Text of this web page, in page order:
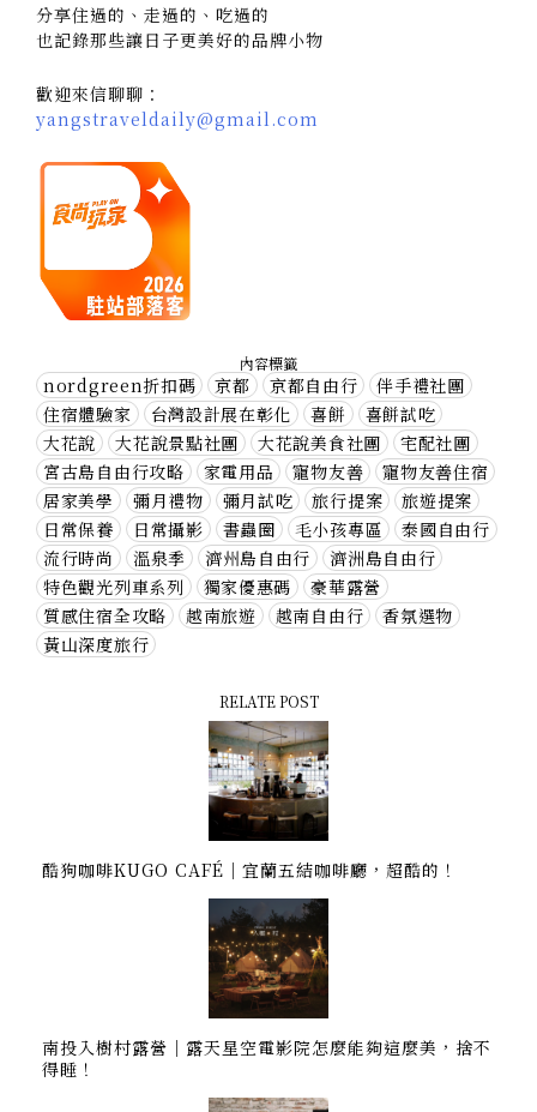
分享住過的、走過的、吃過的
也記錄那些讓日子更美好的品牌小物
歡迎來信聊聊：
yangstraveldaily@gmail.com
內容標籤
nordgreen折扣碼 京都 京都自由行
伴手禮社團
住宿體驗家
台灣設計展在彰化 喜餅
喜餅試吃
大花說
大花說景點社團 大花說美食社團
宅配社團
宮古島自由行攻略
家電用品 寵物友善
寵物友善住宿
居家美學
彌月禮物 彌月試吃 旅行提案
旅遊提案
日常保養
日常攝影 書蟲圈 毛小孩專區
泰國自由行
流行時尚
溫泉季 濟州島自由行
濟洲島自由行
特色觀光列車系列
獨家優惠碼
豪華露營
質感住宿全攻略
越南旅遊 越南自由行
香氛選物
黃山深度旅行
RELATE POST
酷狗咖啡KUGO CAFÉ｜宜蘭五結咖啡廳，超酷的！
南投入樹村露營｜露天星空電影院怎麼能夠這麼美，捨不
得睡！